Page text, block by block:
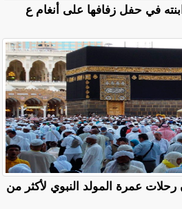
في حفل زفافها على أنغام ع
رحلات عمرة المولد النبوي لأكثر من